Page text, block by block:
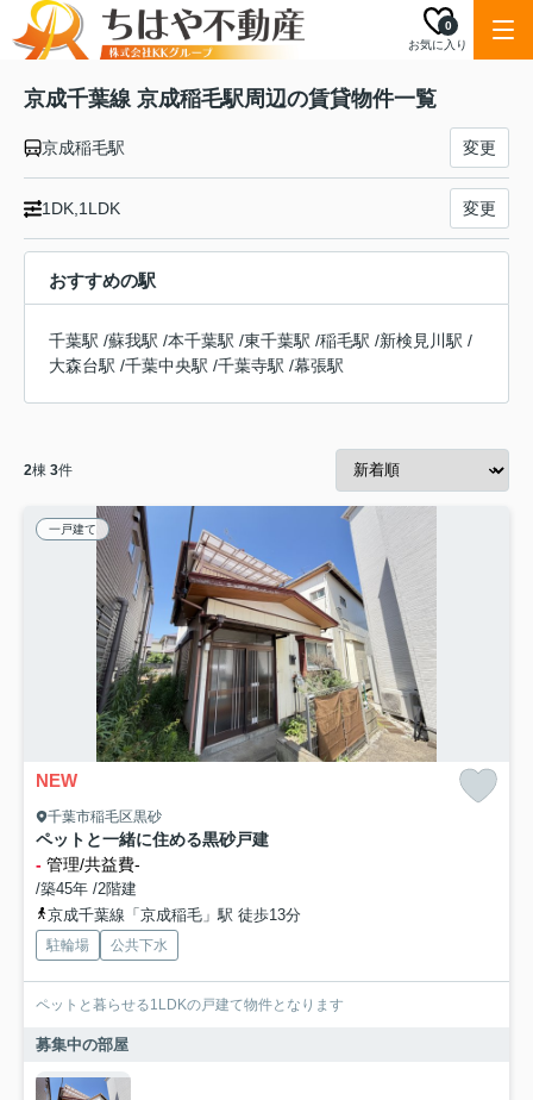
お気に入り
0
京成千葉線 京成稲毛駅周辺の賃貸物件一覧
京成稲毛駅 変更
1DK,1LDK 変更
おすすめの駅
千葉駅 /蘇我駅 /本千葉駅 /東千葉駅 /稲毛駅 /新検見川駅 /
大森台駅 /千葉中央駅 /千葉寺駅 /幕張駅
2棟 3件
一戸建て
NEW
千葉市稲毛区黒砂
ペットと一緒に住める黒砂戸建
- 管理/共益費-
/築45年 /2階建
京成千葉線「京成稲毛」駅 徒歩13分
駐輪場 公共下水
ペットと暮らせる1LDKの戸建て物件となります
募集中の部屋